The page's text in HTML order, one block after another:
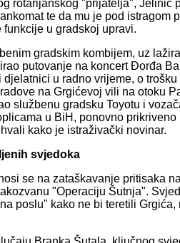
rotarijanskog "prijatelja", Jelinić
te da mu je pod istragom
u gradskoj upravi.
gradskim kombijem, uz
putovanje na koncert Đorđa
u radno vrijeme, o
na Grgićevoj vili na otoku
službenu gradsku Toyotu i
u BiH, ponovno
kako je istraživački novinar.
svjedoka
se na zataškavanje pritisaka
"Operaciju Šutnja".
poslu" kako ne bi teretili